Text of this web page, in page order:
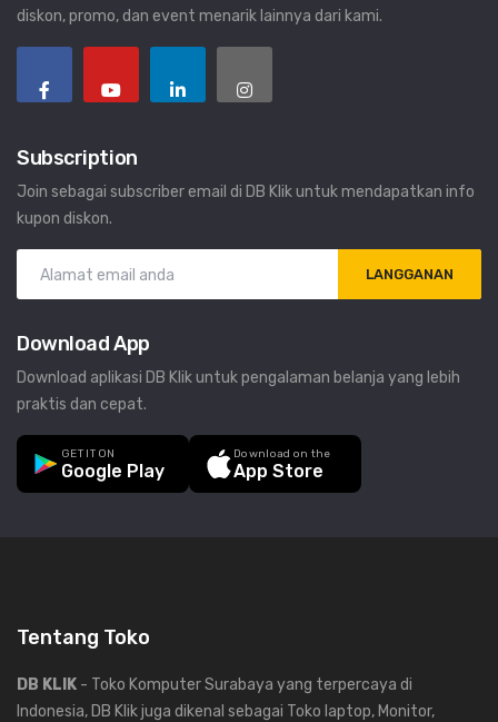
diskon, promo, dan event menarik lainnya dari kami.
Subscription
Join sebagai subscriber email di DB Klik untuk mendapatkan info
kupon diskon.
LANGGANAN
Download App
Download aplikasi DB Klik untuk pengalaman belanja yang lebih
praktis dan cepat.
GET IT ON
Google Play
Download on the
App Store
Tentang Toko
DB KLIK - Toko Komputer Surabaya yang terpercaya di
Indonesia, DB Klik juga dikenal sebagai Toko laptop, Monitor,